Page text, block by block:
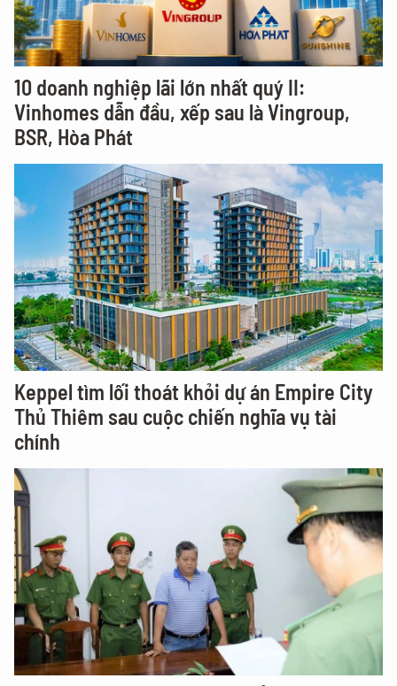
10 doanh nghiệp lãi lớn nhất quý II:
Vinhomes dẫn đầu, xếp sau là Vingroup,
BSR, Hòa Phát
Keppel tìm lối thoát khỏi dự án Empire City
Thủ Thiêm sau cuộc chiến nghĩa vụ tài
chính